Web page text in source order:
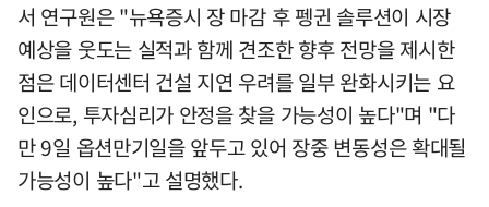
서 연구원은 "뉴욕증시 장 마감 후 펭귄 솔루션이 시장
예상을 웃도는 실적과 함께 견조한 향후 전망을 제시한
점은 데이터센터 건설 지연 우려를 일부 완화시키는 요
인으로, 투자심리가 안정을 찾을 가능성이 높다"며 "다
만 9일 옵션만기일을 앞두고 있어 장중 변동성은 확대될
가능성이 높다"고 설명했다.